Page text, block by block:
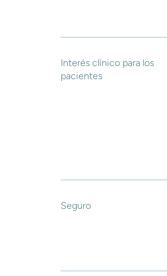
Interés clínico para los
pacientes
Seguro